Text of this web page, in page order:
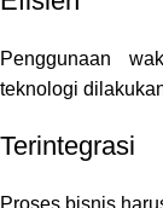
Penggunaan
teknologi
Terintegrasi
Proses bisnis